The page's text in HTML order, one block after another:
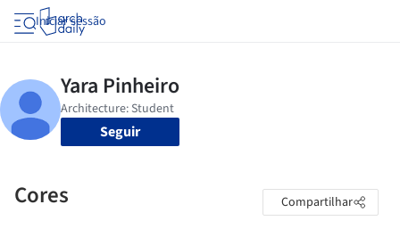
Iniciar sessão
Seguir
Cores Compartilhar